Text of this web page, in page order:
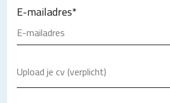
E-mailadres*
Upload je cv (verplicht)